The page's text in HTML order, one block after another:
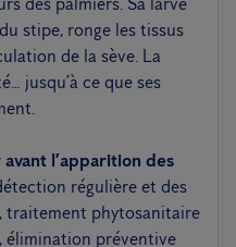
stipe, ronge les tissus
de la sève. La
jusqu’à ce que ses
avant l’apparition des
régulière et des
traitement phytosanitaire
élimination préventive